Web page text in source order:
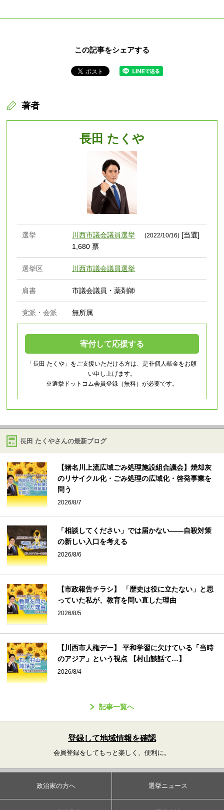
この記事をシェアする
著者
長田 たくや
選挙 川西市議会議員選挙 (2022/10/16) [当選]
1,680 票
選挙区 川西市議会議員選挙
肩書 市議会議員・薬剤師
党派・会派 無所属
寄付して応援する
「長田 たくや」をご支援いただける方は、是非個人献金をお願
い申し上げます。
※選挙ドットコム会員登録（無料）が必要です。
長田 たくやさんの最新ブログ
【猪名川上流広域ごみ処理施設組合議会】焼却灰
のリサイクル化・ごみ処理の広域化・啓発事業を
問う
2026/8/7
「相談してください」では届かない――自殺対策
の新しい入口を考える
2026/8/6
【市政報告チラシ】 「歴史は役に立たない」と思
っていた私が、教育を問い直した理由
2026/8/5
【川西市人権デー】 平和学習に欠けている「当時
のアジア」という視点 【村山談話て…】
2026/8/4
記事一覧へ
登録して地域情報を確認
会員登録をしてもっと楽しく、便利に。
政治家の方へ 選挙ニュース